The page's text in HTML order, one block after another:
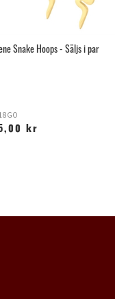
Snake Hoops - Säljs i par
kr